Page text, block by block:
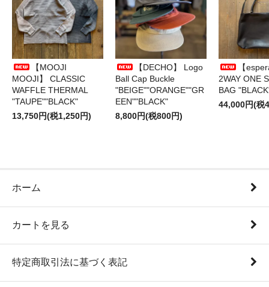
【MOOJI
MOOJI】 CLASSIC
WAFFLE THERMAL
"TAUPE""BLACK"
13,750円(税1,250円)
【DECHO】 Logo
Ball Cap Buckle
"BEIGE""ORANGE""GR
EEN""BLACK"
8,800円(税800円)
【
2WAY ONE
BAG
44,000円(税
ホーム
カートを見る
特定商取引法に基づく表記